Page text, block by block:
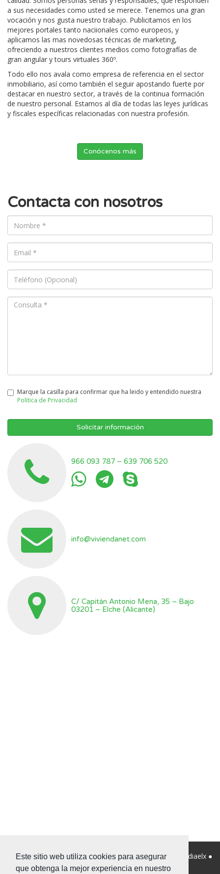
Este sitio web utiliza cookies para asegurar
que obtenga la mejor experiencia en nuestro
a sus necesidades como usted se merece. Tenemos una gran
vocación y nos gusta nuestro trabajo. Publicitamos en los
mejores portales tanto naciionales como europeos, y
aplicamos las mas novedosas técnicas de marketing,
ofreciendo a nuestros clientes medios como fotografías de
gran angular y tours virtuales 360º.
Todo ello nos avala como empresa de referencia en el sector
inmobiliario, así como también el seguir apostando fuerte por
destacar en nuestro sector, a través de la continua formación
de nuestro personal. Estamos al día de todas las leyes jurídicas
y fiscales específicas relacionadas con nuestra profesión.
Conócenos más
Contacta con nosotros
Marque la casilla para confirmar que ha leido y entendido nuestra
Politica de Privacidad
Solicitar información
966 093 787 – 639 706 520
info@viviendanet.com
C/ Capitán Antonio Mena, 35 – Bajo
03201 – Elche (Alicante)
© 2026 Viviendanet Asesores Inmobiliarios ● Diseño: Mediaelx ●
Nota legal●Privacidad● Mapa Web